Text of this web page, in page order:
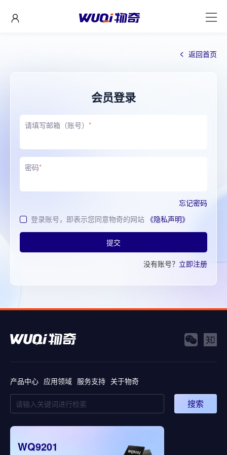
返回首页
会员登录
请填写邮箱（账号） *
密码*
忘记密码
登录账号，即表示您同意物奇的网站 《隐私声明》
提交
没有账号？ 立即注册
产品中心 应用领域 服务支持 关于物奇
搜索
WQ9201